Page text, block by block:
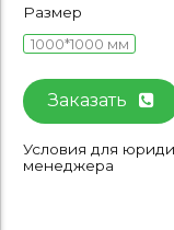
Размер
1000*1000 мм
Заказать
Условия для
менеджера